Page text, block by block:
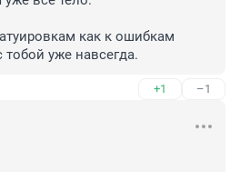
как к ошибкам
уже навсегда.
+1 –1